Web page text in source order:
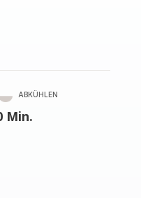
ABKÜHLEN
Min.